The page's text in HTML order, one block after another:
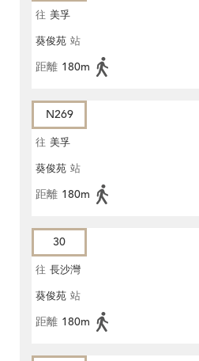
往 美孚
葵俊苑 站
距離 180m
N269
往 美孚
葵俊苑 站
距離 180m
30
往 長沙灣
葵俊苑 站
距離 180m